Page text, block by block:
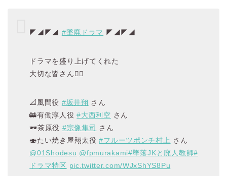
◤◢◤◢ #墜廃ドラマ ◤◢◤◢
ドラマを盛り上げてくれた
大切な皆さん❤️‍🔥
📐風間役 #坂井翔 さん
🚋有働淳人役#大西利空 さん
🕶️茶原役 #宗像隼司
さん
🍣たい焼き屋翔太役#フルーツポンチ村上 さん
@01Shodesu @fpmurakami#墜落JKと廃人教師#
ドラマ特区 pic.twitter.com/WJxShYS8Pu